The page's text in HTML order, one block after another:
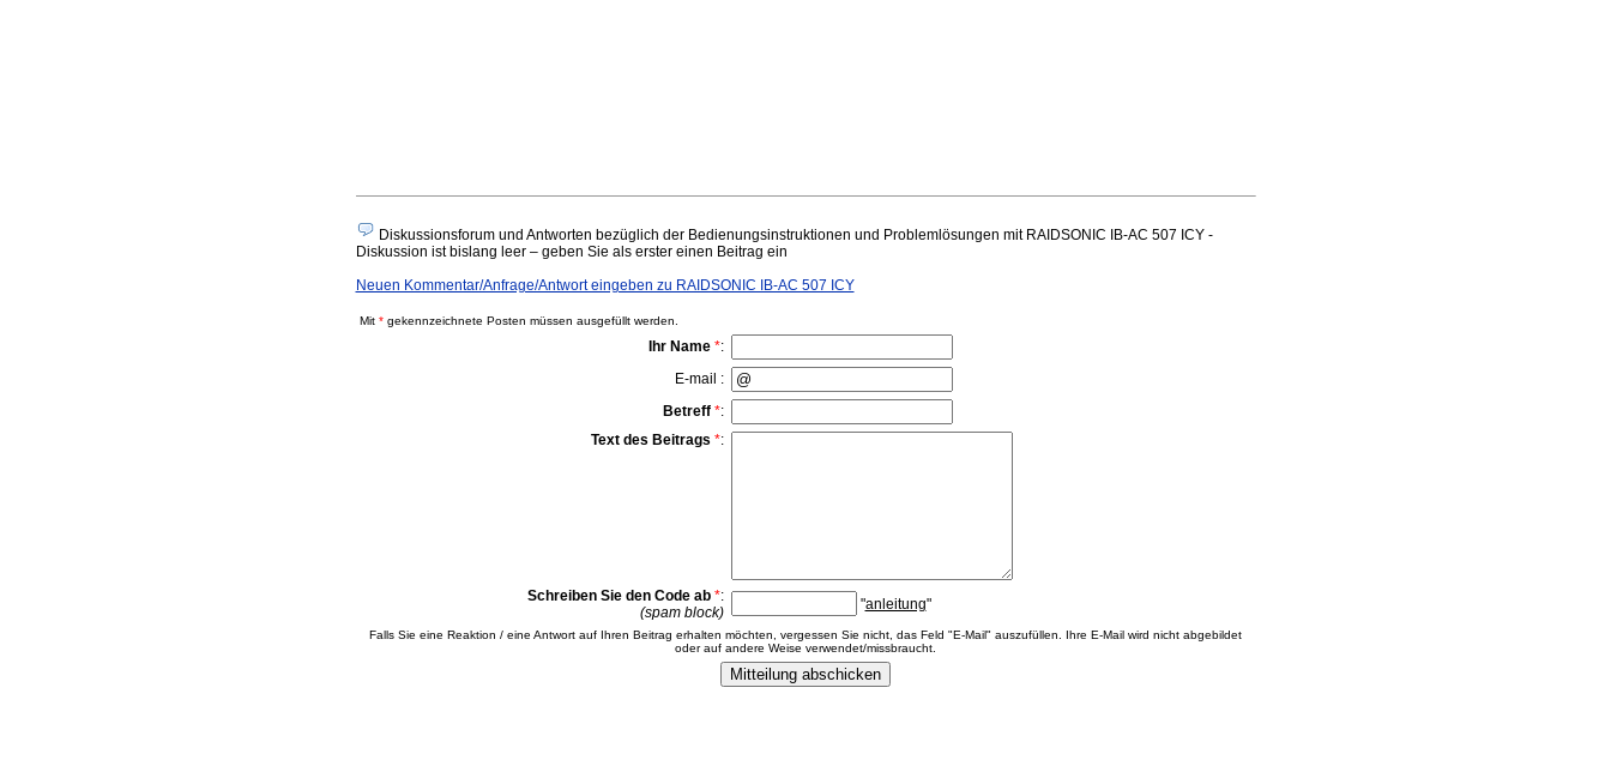
Diskussionsforum und Antworten bezüglich der Bedienungsinstruktionen und Problemlösungen mit RAIDSONIC IB-AC 507 ICY -
Diskussion ist bislang leer – geben Sie als erster einen Beitrag ein
Neuen Kommentar/Anfrage/Antwort eingeben zu RAIDSONIC IB-AC 507 ICY
Mit *gekennzeichnete Posten müssen ausgefüllt werden.
Ihr Name *:
E-mail :
Betreff *:
Text des Beitrags *:
Schreiben Sie den Code ab *:
(spam block)
"anleitung"
Falls Sie eine Reaktion / eine Antwort auf Ihren Beitrag erhalten möchten, vergessen Sie nicht, das Feld "E-Mail" auszufüllen. Ihre E-Mail wird nicht abgebildet
oder auf andere Weise verwendet/missbraucht.